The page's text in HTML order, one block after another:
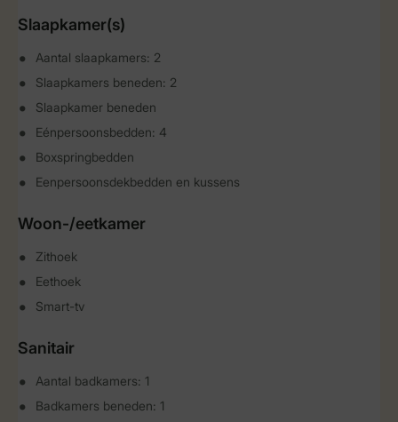
Slaapkamer(s)
Aantal slaapkamers: 2
Slaapkamers beneden: 2
Slaapkamer beneden
Eénpersoonsbedden: 4
Boxspringbedden
Eenpersoonsdekbedden en kussens
Woon-/eetkamer
Zithoek
Eethoek
Smart-tv
Sanitair
Aantal badkamers: 1
Badkamers beneden: 1